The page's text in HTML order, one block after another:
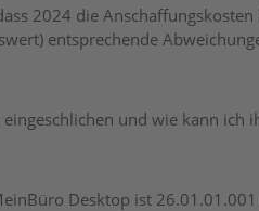
2024 die
entsprechende
und wie kann ich
Desktop ist